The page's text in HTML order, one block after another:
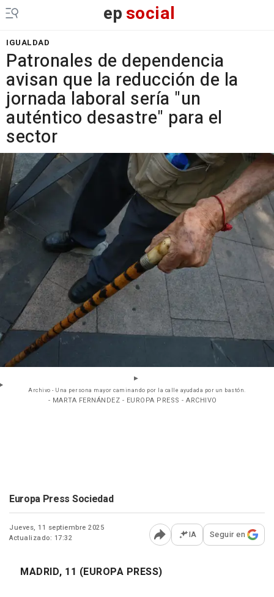
epsocial
IGUALDAD
Patronales de dependencia
avisan que la reducción de la
jornada laboral sería "un
auténtico desastre" para el
sector
Archivo - Una persona mayor caminando por la calle ayudada por un bastón.
- MARTA FERNÁNDEZ - EUROPA PRESS - ARCHIVO
Europa Press Sociedad
Jueves, 11 septiembre 2025
Actualizado: 17:32
Abrir opciones para
IA Seguir en
MADRID, 11 (EUROPA PRESS)